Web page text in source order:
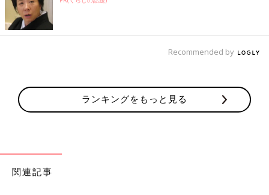
Recommended by
ランキングをもっと見る
関連記事